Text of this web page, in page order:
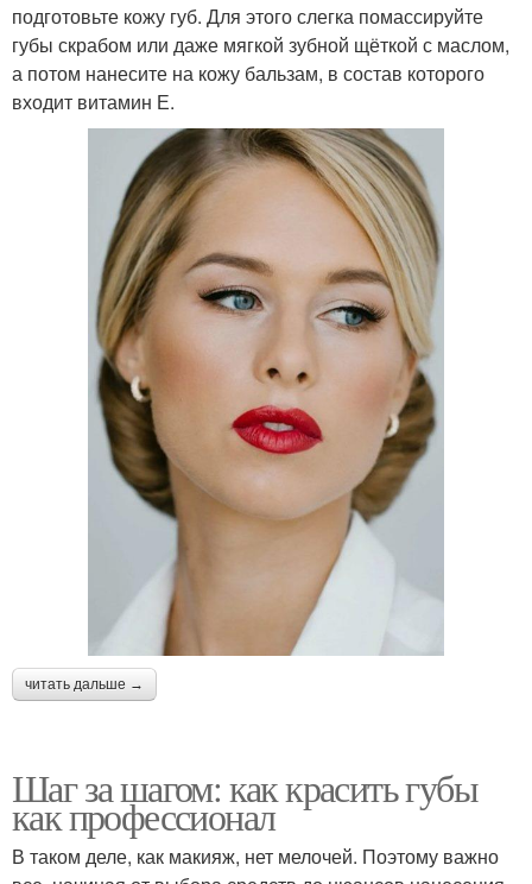
подготовьте кожу губ. Для этого слегка помассируйте
губы скрабом или даже мягкой зубной щёткой с маслом,
а потом нанесите на кожу бальзам, в состав которого
входит витамин Е.
читать дальше →
Шаг за шагом: как красить губы
как профессионал
В таком деле, как макияж, нет мелочей. Поэтому важно